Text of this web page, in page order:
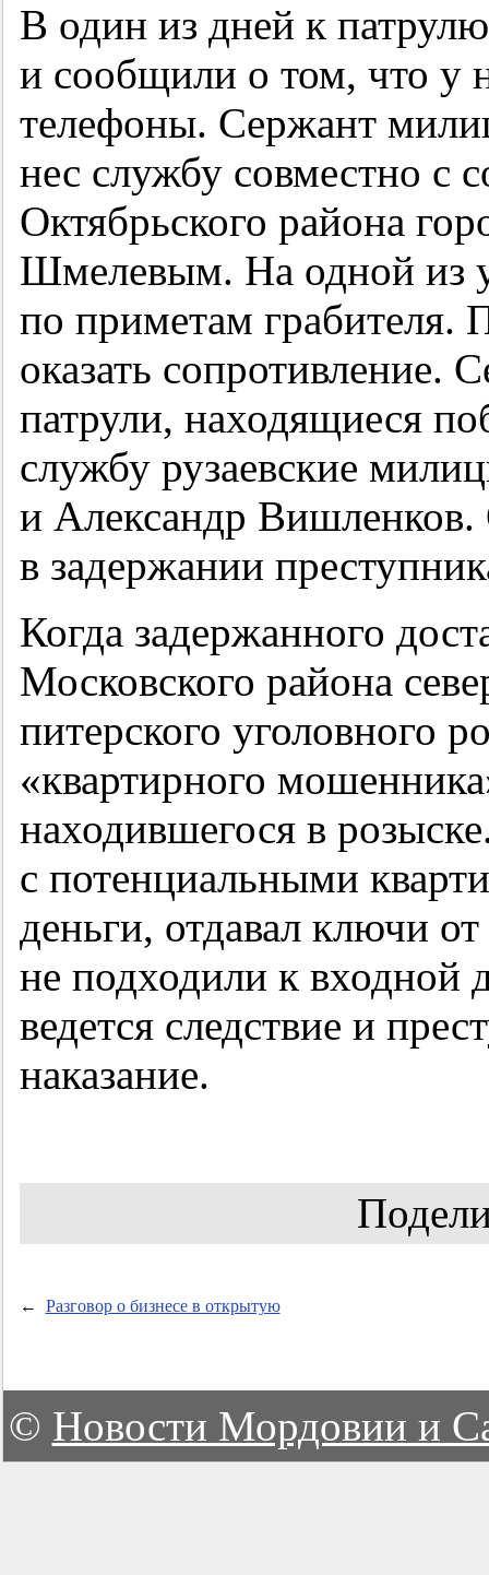
В один из дней к
и сообщили о том, что у
телефоны. Сержант
нес службу совместно с
Октябрьского района
Шмелевым. На одной из
по приметам грабителя.
оказать сопротивление.
патрули, находящиеся
службу рузаевские
и Александр
в задержании
Когда задержанного
Московского района
питерского уголовного
«квартирного
находившегося в
с потенциальными
деньги, отдавал ключи
не подходили к входной
ведется следствие и
наказание.
← Разговор о бизнесе в открытую
© Новости Мордовии и